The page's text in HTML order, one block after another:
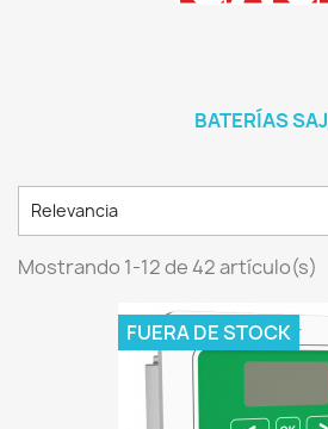
BATERÍAS SAJ
Relevancia
Mostrando 1-12 de 42 artículo(s)
FUERA DE STOCK